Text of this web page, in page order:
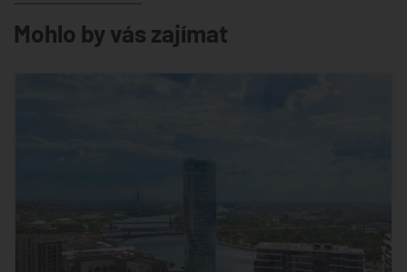
Mohlo by vás zajímat